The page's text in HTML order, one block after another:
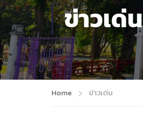
ข่าวเด่น
Home ข่าวเด่น